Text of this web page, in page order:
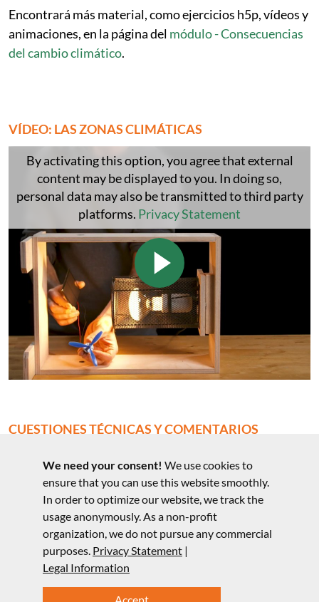
Encontrará más material, como ejercicios h5p, vídeos y
animaciones, en la página del módulo - Consecuencias
del cambio climático.
VÍDEO: LAS ZONAS CLIMÁTICAS
By activating this option, you agree that external
content may be displayed to you. In doing so,
personal data may also be transmitted to third party
platforms. Privacy Statement
CUESTIONES TÉCNICAS Y COMENTARIOS
Cuestiones técnicas sobre el experimento
Notas sobre la estructura y comentarios
didácticos
We need your consent! We use cookies to
ensure that you can use this website smoothly.
In order to optimize our website, we track the
usage anonymously. As a non-profit
organization, we do not pursue any commercial
purposes. Privacy Statement |
Legal Information